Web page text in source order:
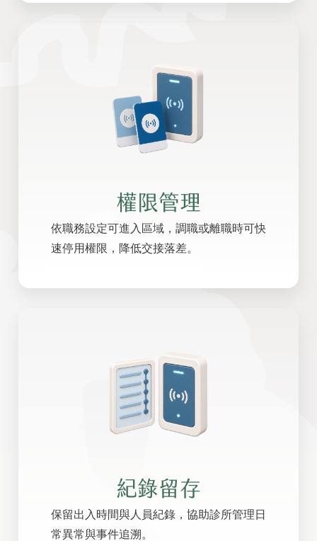
權限管理
依職務設定可進入區域，調職或離職時可快
速停用權限，降低交接落差。
紀錄留存
保留出入時間與人員紀錄，協助診所管理日
常異常與事件追溯。